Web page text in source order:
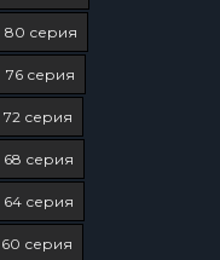
80 серия
76 серия
72 серия
68 серия
64 серия
60 серия